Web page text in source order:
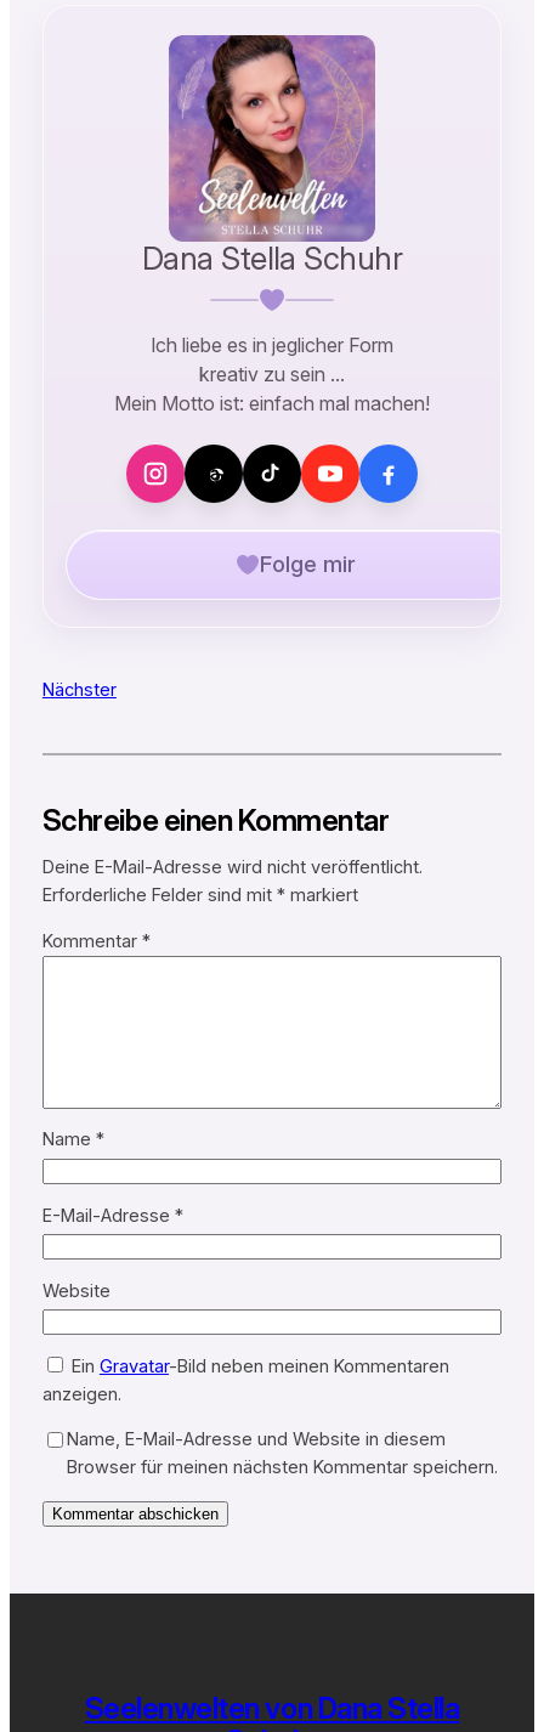
Dana Stella Schuhr
Ich liebe es in jeglicher Form
kreativ zu sein …
Mein Motto ist: einfach mal machen!
Folge mir
Nächster
Schreibe einen Kommentar
Deine E-Mail-Adresse wird nicht veröffentlicht.
Erforderliche Felder sind mit *markiert
Kommentar *
Name *
E-Mail-Adresse *
Website
Ein Gravatar-Bild neben meinen Kommentaren
anzeigen.
Name, E-Mail-Adresse und Website in diesem
Browser für meinen nächsten Kommentar speichern.
Seelenwelten von Dana Stella